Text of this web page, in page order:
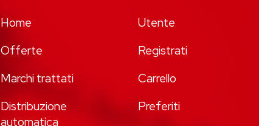
Home
Offerte
Marchi trattati
Distribuzione
automatica
Utente
Registrati
Carrello
Preferiti